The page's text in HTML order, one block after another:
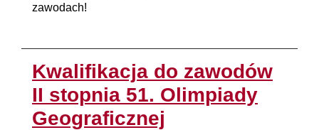
zawodach!
Kwalifikacja do zawodów
II stopnia 51. Olimpiady
Geograficznej